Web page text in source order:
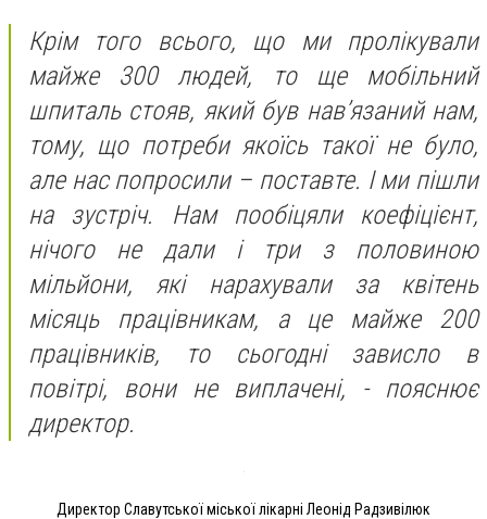
Крім того всього, що ми пролікували
майже 300 людей, то ще мобільний
шпиталь стояв, який був нав’язаний нам,
тому, що потреби якоїсь такої не було,
але нас попросили – поставте. І ми пішли
на зустріч. Нам пообіцяли коефіцієнт,
нічого не дали і три з половиною
мільйони, які нарахували за квітень
місяць працівникам, а це майже 200
працівників, то сьогодні зависло в
повітрі, вони не виплачені, - пояснює
директор.
Директор Славутської міської лікарні Леонід Радзивілюк